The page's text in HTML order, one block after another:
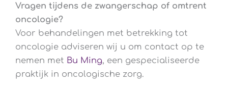
Vragen tijdens de zwangerschap of omtrent
oncologie?
Voor behandelingen met betrekking tot
oncologie adviseren wij u om contact op te
nemen met Bu Ming, een gespecialiseerde
praktijk in oncologische zorg.